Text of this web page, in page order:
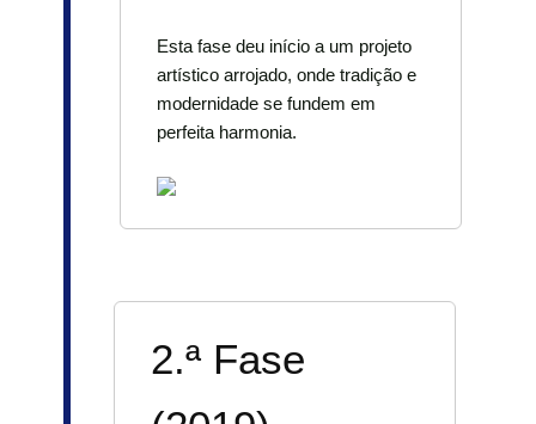
Esta fase deu início a um projeto
artístico arrojado, onde tradição e
modernidade se fundem em
perfeita harmonia.
2.ª Fase